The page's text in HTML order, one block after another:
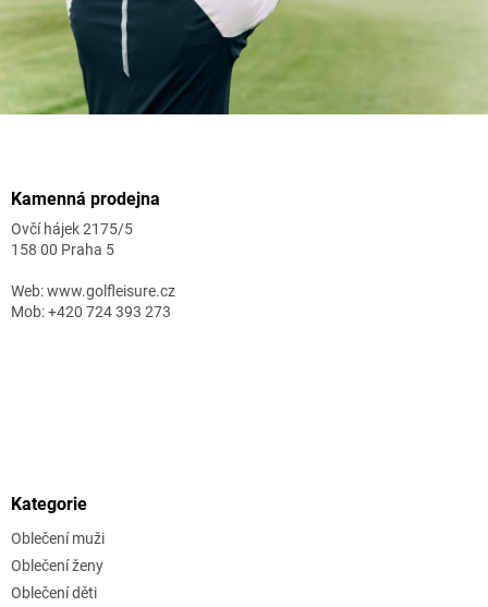
Kamenná prodejna
Ovčí hájek 2175/5
158 00 Praha 5
Web: www.golfleisure.cz
Mob: +420 724 393 273
Kategorie
Oblečení muži
Oblečení ženy
Oblečení děti